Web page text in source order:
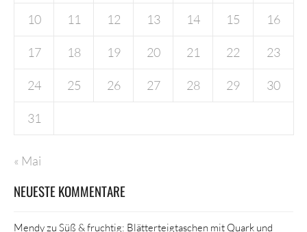
10 11 12 13 14 15 16
17 18 19 20 21 22 23
24 25 26 27 28 29 30
31
« Mai
NEUESTE KOMMENTARE
Mendyzu Süß & fruchtig: Blätterteigtaschen mit Quark und